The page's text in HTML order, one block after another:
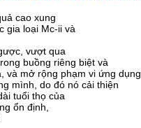
cao xung
gia loại Mc-ii và
vượt qua
buồng riêng biệt và
và mở rộng phạm vi ứng dụng.
mình, do đó nó cải thiện
tuổi thọ của
ổn định,